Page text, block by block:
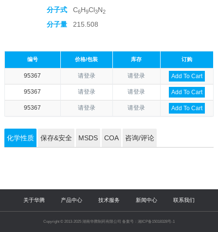
分子式
C6H9Cl3N2
分子量 215.508
编号 价格/包装 库存 订购
95367 请登录 请登录 Add To Cart
95367 请登录 请登录 Add To Cart
95367 请登录 请登录 Add To Cart
化学性质 保存&安全 MSDS COA 咨询/评论
关于华腾 产品中心 技术服务 新闻中心 联系我们
Copyright © 2013-2025 湖南华腾制药有限公司 备案号：湘ICP备15018328号-1